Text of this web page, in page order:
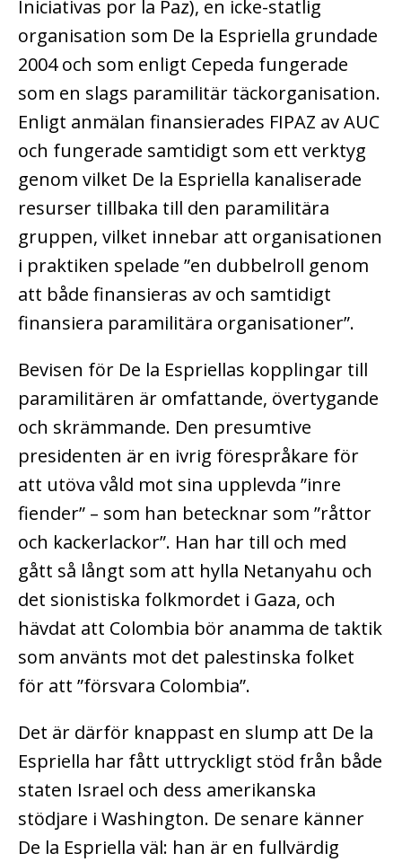
Iniciativas por la Paz), en icke-statlig
organisation som De la Espriella grundade
2004 och som enligt Cepeda fungerade
som en slags paramilitär täckorganisation.
Enligt anmälan finansierades FIPAZ av AUC
och fungerade samtidigt som ett verktyg
genom vilket De la Espriella kanaliserade
resurser tillbaka till den paramilitära
gruppen, vilket innebar att organisationen
i praktiken spelade ”en dubbelroll genom
att både finansieras av och samtidigt
finansiera paramilitära organisationer”.
Bevisen för De la Espriellas kopplingar till
paramilitären är omfattande, övertygande
och skrämmande. Den presumtive
presidenten är en ivrig förespråkare för
att utöva våld mot sina upplevda ”inre
fiender” – som han betecknar som ”råttor
och kackerlackor”. Han har till och med
gått så långt som att hylla Netanyahu och
det sionistiska folkmordet i Gaza, och
hävdat att Colombia bör anamma de taktik
som använts mot det palestinska folket
för att ”försvara Colombia”.
Det är därför knappast en slump att De la
Espriella har fått uttryckligt stöd från både
staten Israel och dess amerikanska
stödjare i Washington. De senare känner
De la Espriella väl: han är en fullvärdig